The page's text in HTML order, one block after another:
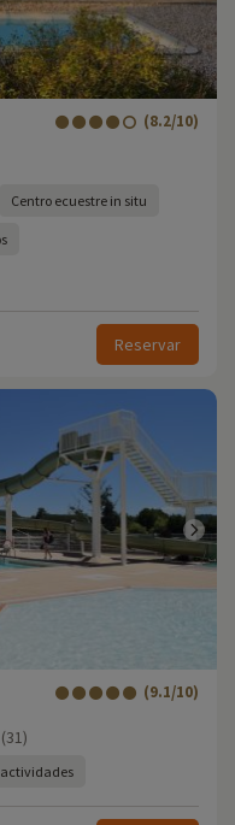
(8.2/10)
Centro ecuestre in situ
Reservar
(9.1/10)